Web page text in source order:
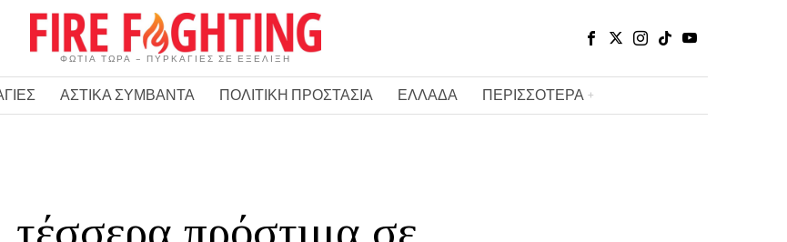
ΦΩΤΙΑ ΤΩΡΑ – ΠΥΡΚΑΓΙΕΣ ΣΕ ΕΞΕΛΙΞΗ
ΑΣΤΙΚΑ ΣΥΜΒΑΝΤΑ ΠΟΛΙΤΙΚΗ ΠΡΟΣΤΑΣΙΑ ΕΛΛΑΔΑ ΠΕΡΙΣΣΟΤΕΡΑ
πρόστιμα σε